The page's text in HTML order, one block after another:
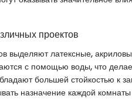
проектов
выделяют латексные,
с помощью воды, что
большей стойкостью к
назначение каждой